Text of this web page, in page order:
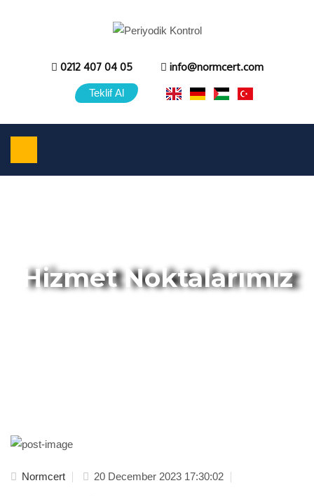
0212 407 04 05 info@normcert.com
Teklif Al
Hizmet Noktalarımız
Normcert 20 December 2023 17:30:02